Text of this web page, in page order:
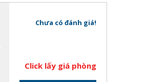
Chưa có đánh giá!
Click lấy giá phòng